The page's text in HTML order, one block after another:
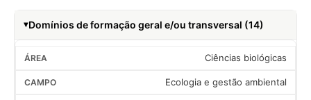
Domínios de formação geral e/ou transversal (14)
Ciências biológicas
Ecologia e gestão ambiental